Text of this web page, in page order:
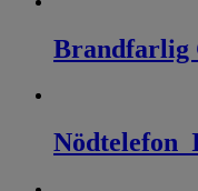
Brandfarlig